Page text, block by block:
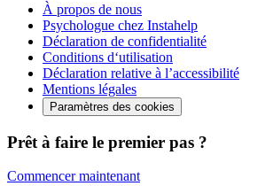
À propos de nous
Psychologue chez Instahelp
Déclaration de confidentialité
Conditions d‘utilisation
Déclaration relative à l’accessibilité
Mentions légales
Paramètres des cookies
Prêt à faire le premier pas ?
Commencer maintenant